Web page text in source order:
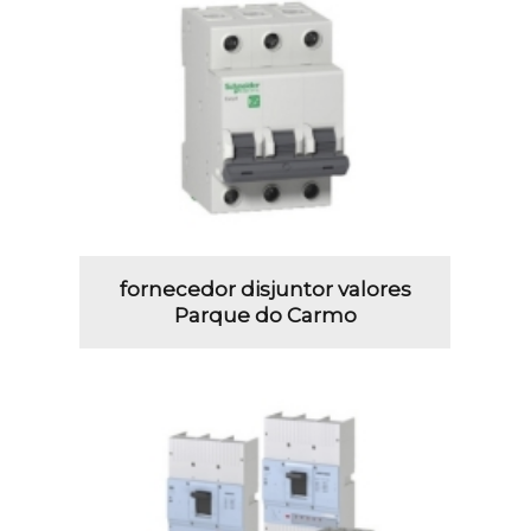
fornecedor disjuntor valores
Parque do Carmo